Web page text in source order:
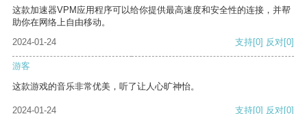
这款加速器VPM应用程序可以给你提供最高速度和安全性的连接，并帮
助你在网络上自由移动。
2024-01-24
支持[0] 反对[0]
游客
这款游戏的音乐非常优美，听了让人心旷神怡。
2024-01-24 支持[0] 反对[0]